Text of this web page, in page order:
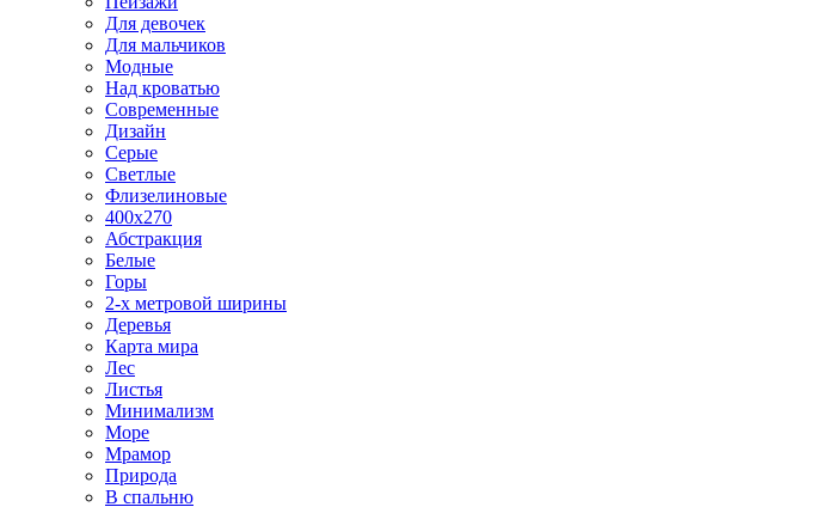
Для девочек
Для мальчиков
Модные
Над кроватью
Современные
Дизайн
Серые
Светлые
Флизелиновые
400х270
Абстракция
Белые
Горы
2-х метровой ширины
Деревья
Карта мира
Лес
Листья
Минимализм
Море
Мрамор
Природа
В спальню